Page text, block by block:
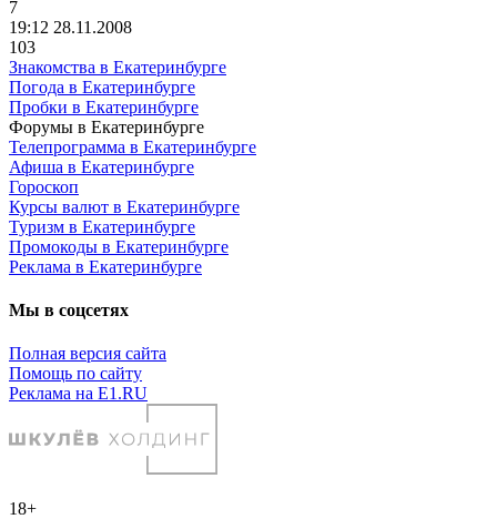
7
19:12 28.11.2008
103
Знакомства в Екатеринбурге
Погода в Екатеринбурге
Пробки в Екатеринбурге
Форумы в Екатеринбурге
Телепрограмма в Екатеринбурге
Афиша в Екатеринбурге
Гороскоп
Курсы валют в Екатеринбурге
Туризм в Екатеринбурге
Промокоды в Екатеринбурге
Реклама в Екатеринбурге
Мы в соцсетях
Полная версия сайта
Помощь по сайту
Реклама на E1.RU
18+